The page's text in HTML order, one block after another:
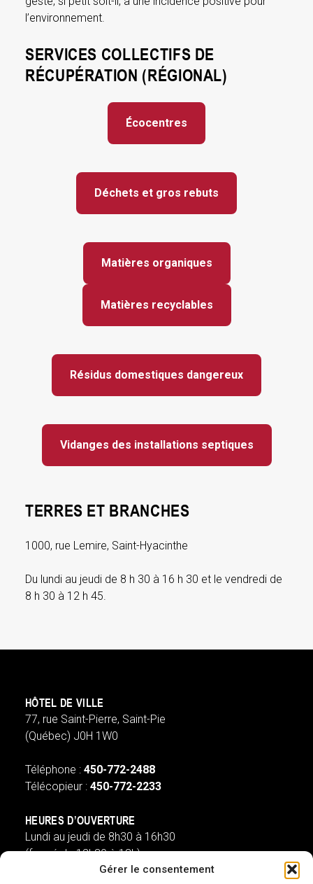
Gérer le consentement
l’environnement.
SERVICES COLLECTIFS DE
RÉCUPÉRATION (RÉGIONAL)
Écocentres
Déchets et gros rebuts
Matières organiques
Matières recyclables
Résidus domestiques dangereux
Vidanges des installations septiques
TERRES ET BRANCHES
1000, rue Lemire, Saint-Hyacinthe
Du lundi au jeudi de 8 h 30 à 16 h 30 et le vendredi de
8 h 30 à 12 h 45.
HÔTEL DE VILLE
77, rue Saint-Pierre, Saint-Pie
(Québec) J0H 1W0
Téléphone : 450-772-2488
Télécopieur : 450-772-2233
HEURES D’OUVERTURE
Lundi au jeudi de 8h30 à 16h30
(fermé de 12h30 à 13h)
Vendredi de 8h à 13h